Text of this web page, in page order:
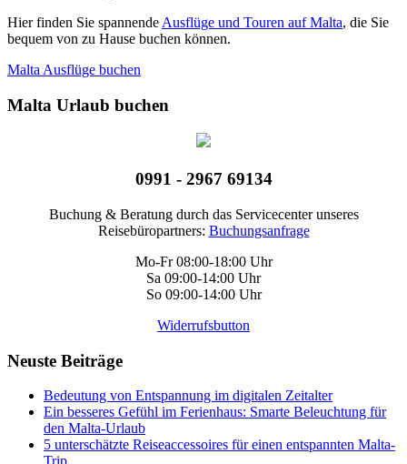
Hier finden Sie spannende Ausflüge und Touren auf Malta, die Sie
bequem von zu Hause buchen können.
Malta Ausflüge buchen
Malta Urlaub buchen
0991 - 2967 69134
Buchung & Beratung durch das Servicecenter unseres
Reisebüropartners: Buchungsanfrage
Mo-Fr 08:00-18:00 Uhr
Sa 09:00-14:00 Uhr
So 09:00-14:00 Uhr
Widerrufsbutton
Neuste Beiträge
Bedeutung von Entspannung im digitalen Zeitalter
Ein besseres Gefühl im Ferienhaus: Smarte Beleuchtung für
den Malta-Urlaub
5 unterschätzte Reiseaccessoires für einen entspannten Malta-